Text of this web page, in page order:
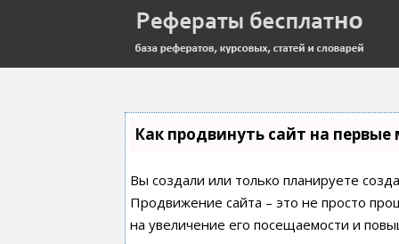
Как продвинуть сайт на первые
Вы создали или только планируете
Продвижение сайта – это не просто
на увеличение его посещаемости и